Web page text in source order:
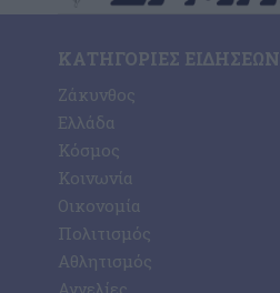
ΚΑΤΗΓΟΡΊΕΣ ΕΙΔΉΣΕΩΝ
Ζάκυνθος
Ελλάδα
Κόσμος
Κοινωνία
Οικονομία
Πολιτισμός
Αθλητισμός
Αγγελίες